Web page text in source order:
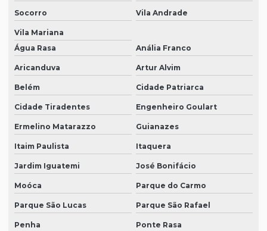
Socorro Vila Andrade
Vila Mariana
Água Rasa
Anália Franco
Aricanduva Artur Alvim
Belém Cidade Patriarca
Cidade Tiradentes Engenheiro Goulart
Ermelino Matarazzo Guianazes
Itaim Paulista Itaquera
Jardim Iguatemi José Bonifácio
Moóca Parque do Carmo
Parque São Lucas Parque São Rafael
Penha Ponte Rasa